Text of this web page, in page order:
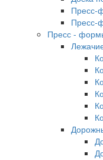
Пресс-
Пресс-
Пресс -